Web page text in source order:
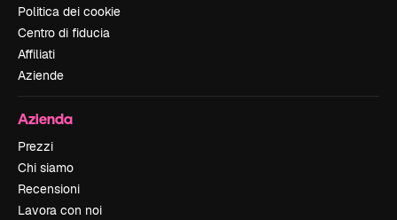
Politica dei cookie
Centro di fiducia
Affiliati
Aziende
Azienda
Prezzi
Chi siamo
Recensioni
Lavora con noi